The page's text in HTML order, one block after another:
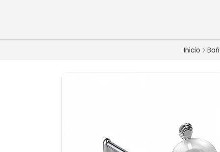
Inicio